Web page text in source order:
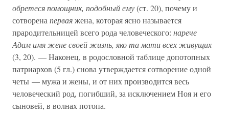
обретеся помощник, подобный ему(ст. 20), почему и
сотворена перваяжена, которая ясно называется
прародительницей всего рода человеческого: нарече
Адам имя жене своей жизнь, яко та мати всех живущих
(3, 20). — Наконец, в родословной таблице допотопных
патриархов (5 гл.) снова утверждается сотворение одной
четы — мужа и жены, и от них производится весь
человеческий род, погибший, за исключением Ноя и его
сыновей, в волнах потопа.